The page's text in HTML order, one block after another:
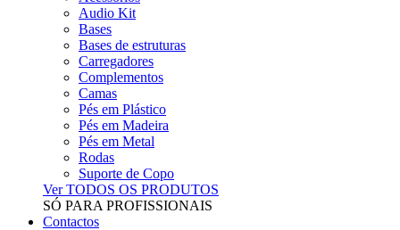
Audio Kit
Bases
Bases de estruturas
Carregadores
Complementos
Camas
Pés em Plástico
Pés em Madeira
Pés em Metal
Rodas
Suporte de Copo
Ver TODOS OS PRODUTOS
SÓ PARA PROFISSIONAIS
Contactos